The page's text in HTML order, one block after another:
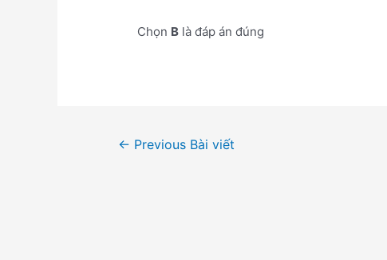
Chọn B là đáp án đúng
Điều← Previous Bài viết